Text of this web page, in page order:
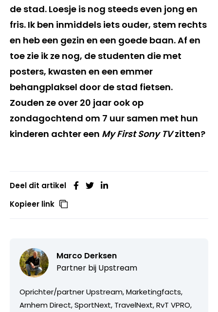
de stad. Loesje is nog steeds even jong en
fris. Ik ben inmiddels iets ouder, stem rechts
en heb een gezin en een goede baan. Af en
toe zie ik ze nog, de studenten die met
posters, kwasten en een emmer
behangplaksel door de stad fietsen.
Zouden ze over 20 jaar ook op
zondagochtend om 7 uur samen met hun
kinderen achter een My First Sony TVzitten?
Deel dit artikel
Kopieer link
Marco Derksen
Partner bij Upstream
Oprichter/partner Upstream, Marketingfacts,
Arnhem Direct, SportNext, TravelNext, RvT VPRO,